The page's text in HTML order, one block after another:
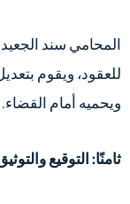
المحامي سند
للعقود، ويقوم
ويحميه أمام القضاء.
ثامنًا: التوقيع